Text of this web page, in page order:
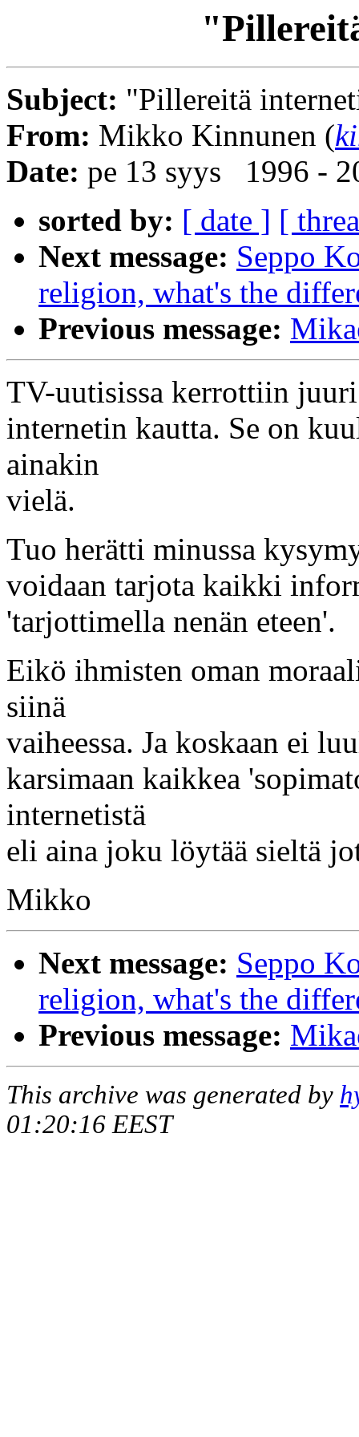
Subject: "Pillereitä
From: Mikko Kinnunen (
Date: pe 13 syys 1996 -
sorted by: [ date ] [
Next message: Seppo
religion, what's the
Previous message:
TV-uutisissa kerrottiin
internetin kautta. Se on
ainakin
vielä.
Tuo herätti minussa
voidaan tarjota kaikki
'tarjottimella nenän eteen'.
Eikö ihmisten oman
siinä
vaiheessa. Ja koskaan ei
karsimaan kaikkea
internetistä
eli aina joku löytää sieltä
Mikko
Next message: Seppo
religion, what's the
Previous message:
This archive was generated by
01:20:16 EEST